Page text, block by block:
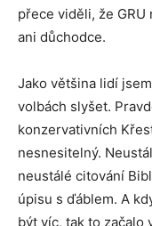
přece viděli, že
ani důchodce.
Jako většina lidí
volbách slyšet.
konzervativních
nesnesitelný.
neustálé citování
úpisu s ďáblem. A
být víc, tak to začalo